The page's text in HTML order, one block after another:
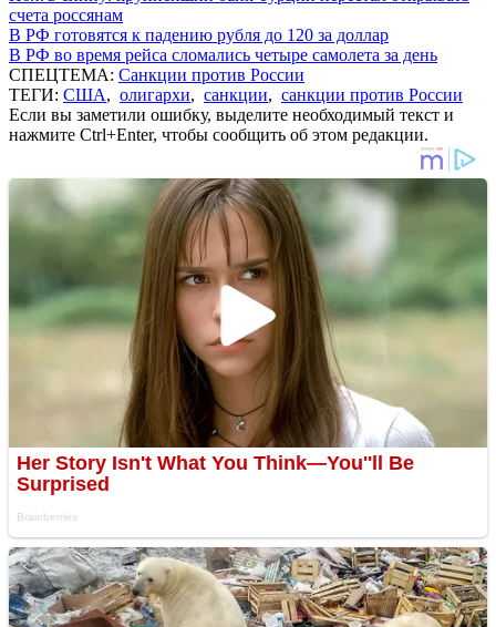
счета россянам
В РФ готовятся к падению рубля до 120 за доллар
В РФ во время рейса сломались четыре самолета за день
СПЕЦТЕМА: Санкции против России
ТЕГИ: США, олигархи, санкции, санкции против России
Если вы заметили ошибку, выделите необходимый текст и
нажмите Ctrl+Enter, чтобы сообщить об этом редакции.